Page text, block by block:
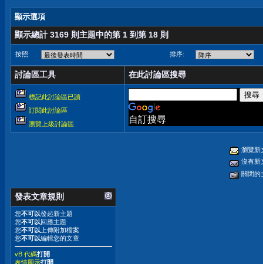
顯示選項
顯示總計 3169 則主題中的第 1 到第 18 則
按照: 排序:
討論區工具 在此討論區搜尋
標記此討論區已讀
訂閱此討論區
瀏覽上級討論區
自訂搜尋
瀏覽新
沒有新
關閉的
發表文章規則
您不可以發起新主題
您不可以回應主題
您不可以 上傳附加檔案
您不可以編輯您的文章
vB 代碼打開
表情圖示打開